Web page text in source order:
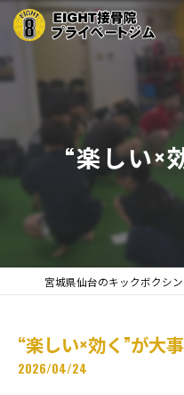
“楽しい×
“楽しい×効く”が大
2026/04/24